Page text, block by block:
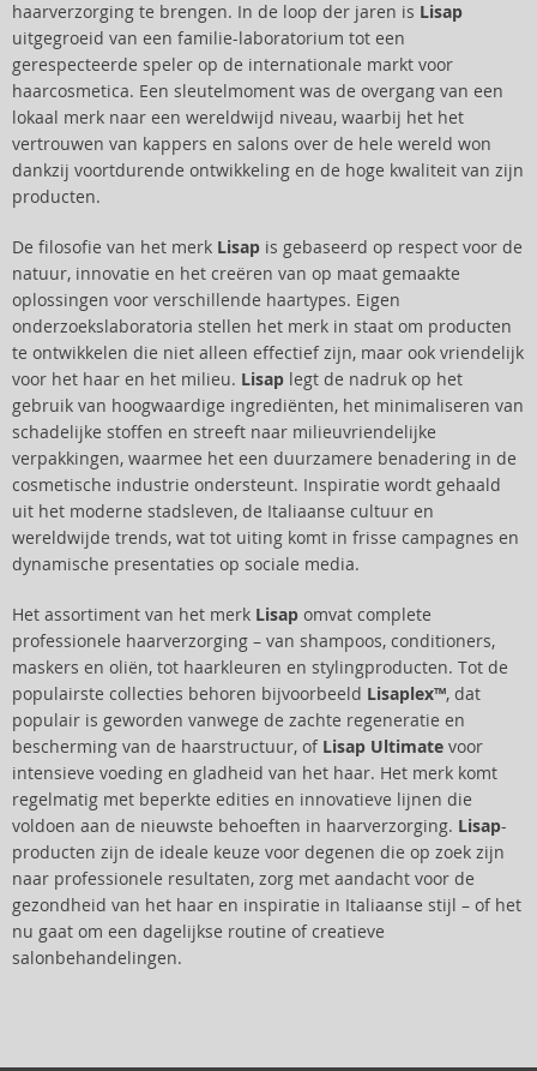
haarverzorging te brengen. In de loop der jaren is Lisap
uitgegroeid van een familie-laboratorium tot een
gerespecteerde speler op de internationale markt voor
haarcosmetica. Een sleutelmoment was de overgang van een
lokaal merk naar een wereldwijd niveau, waarbij het het
vertrouwen van kappers en salons over de hele wereld won
dankzij voortdurende ontwikkeling en de hoge kwaliteit van zijn
producten.
De filosofie van het merk Lisap is gebaseerd op respect voor de
natuur, innovatie en het creëren van op maat gemaakte
oplossingen voor verschillende haartypes. Eigen
onderzoekslaboratoria stellen het merk in staat om producten
te ontwikkelen die niet alleen effectief zijn, maar ook vriendelijk
voor het haar en het milieu. Lisap legt de nadruk op het
gebruik van hoogwaardige ingrediënten, het minimaliseren van
schadelijke stoffen en streeft naar milieuvriendelijke
verpakkingen, waarmee het een duurzamere benadering in de
cosmetische industrie ondersteunt. Inspiratie wordt gehaald
uit het moderne stadsleven, de Italiaanse cultuur en
wereldwijde trends, wat tot uiting komt in frisse campagnes en
dynamische presentaties op sociale media.
Het assortiment van het merk Lisap omvat complete
professionele haarverzorging – van shampoos, conditioners,
maskers en oliën, tot haarkleuren en stylingproducten. Tot de
populairste collecties behoren bijvoorbeeld Lisaplex™, dat
populair is geworden vanwege de zachte regeneratie en
bescherming van de haarstructuur, of Lisap Ultimate voor
intensieve voeding en gladheid van het haar. Het merk komt
regelmatig met beperkte edities en innovatieve lijnen die
voldoen aan de nieuwste behoeften in haarverzorging. Lisap-
producten zijn de ideale keuze voor degenen die op zoek zijn
naar professionele resultaten, zorg met aandacht voor de
gezondheid van het haar en inspiratie in Italiaanse stijl – of het
nu gaat om een dagelijkse routine of creatieve
salonbehandelingen.